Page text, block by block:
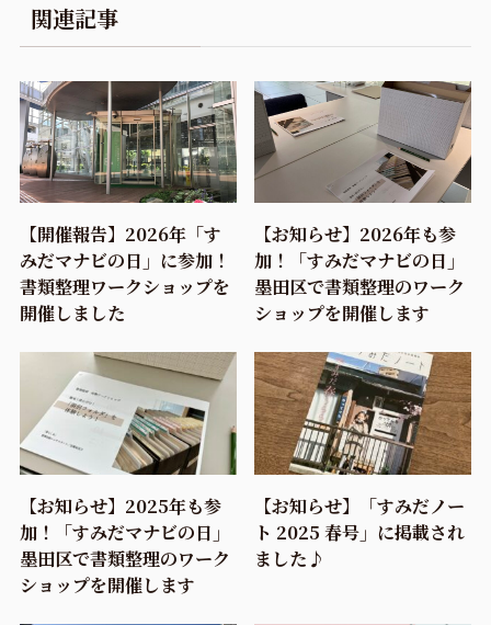
関連記事
【開催報告】2026年「す
みだマナビの日」に参加！
書類整理ワークショップを
開催しました
【お知らせ】2026年も参
加！「すみだマナビの日」
墨田区で書類整理のワーク
ショップを開催します
【お知らせ】2025年も参
加！「すみだマナビの日」
墨田区で書類整理のワーク
ショップを開催します
【お知らせ】「すみだノー
ト 2025 春号」に掲載され
ました♪